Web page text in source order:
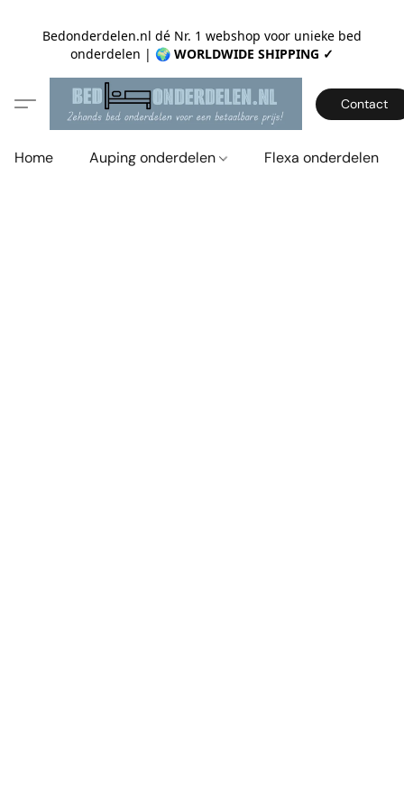
Bedonderdelen.nl dé Nr. 1 webshop voor unieke bed
onderdelen | 🌍 WORLDWIDE SHIPPING ✓
Contact
Home Auping onderdelen Flexa onderdelen